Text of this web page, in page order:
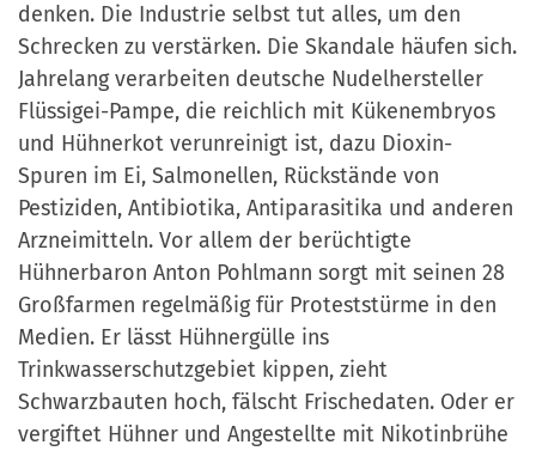
denken. Die Industrie selbst tut alles, um den
Schrecken zu verstärken. Die Skandale häufen sich.
Jahrelang verarbeiten deutsche Nudelhersteller
Flüssigei-Pampe, die reichlich mit Kükenembryos
und Hühnerkot verunreinigt ist, dazu Dioxin-
Spuren im Ei, Salmonellen, Rückstände von
Pestiziden, Antibiotika, Antiparasitika und anderen
Arzneimitteln. Vor allem der berüchtigte
Hühnerbaron Anton Pohlmann sorgt mit seinen 28
Großfarmen regelmäßig für Proteststürme in den
Medien. Er lässt Hühnergülle ins
Trinkwasserschutzgebiet kippen, zieht
Schwarzbauten hoch, fälscht Frischedaten. Oder er
vergiftet Hühner und Angestellte mit Nikotinbrühe